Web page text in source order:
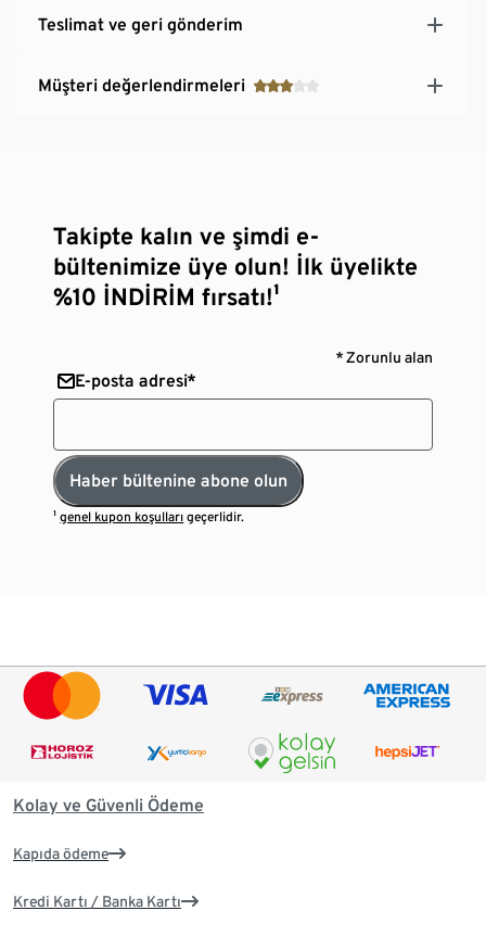
Teslimat ve geri gönderim
Müşteri değerlendirmeleri
Takipte kalın ve şimdi e-
bültenimize üye olun! İlk üyelikte
%10 İNDİRİM fırsatı!¹
* Zorunlu alan
E-posta adresi*
Haber bültenine abone olun
¹genel kupon koşulları geçerlidir.
Kolay ve Güvenli Ödeme
Kapıda ödeme
Kredi Kartı / Banka Kartı